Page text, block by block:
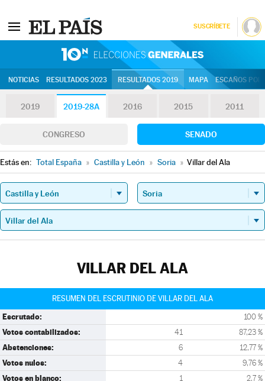
SUSCRÍBETE
NOTICIAS RESULTADOS 2023 RESULTADOS 2019 MAPA ESCAÑOS
2019 2019-28A 2016 2015 2011
CONGRESO SENADO
Estás en: Total España » Castilla y León » Soria » Villar del Ala
VILLAR DEL ALA
RESUMEN DEL ESCRUTINIO DE VILLAR DEL ALA
Escrutado: 100 %
Votos contabilizados: 41 87,23 %
Abstenciones: 6 12,77 %
Votos nulos: 4 9,76 %
Votos en blanco: 1 2,7 %